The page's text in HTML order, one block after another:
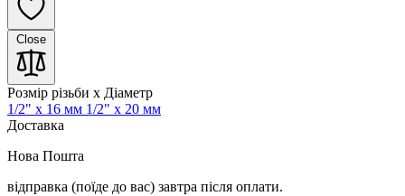
Close
Розмір різьби x Діаметр
1/2" x 16 мм 1/2" x 20 мм
Доставка
Нова Пошта
відправка (поїде до вас) завтра після оплати.